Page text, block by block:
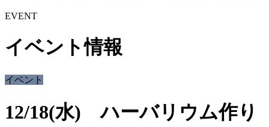
EVENT
イベント情報
イベント
12/18(水) ハーバリウム作り